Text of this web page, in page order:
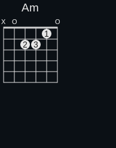
Am
X O O
1
2
3